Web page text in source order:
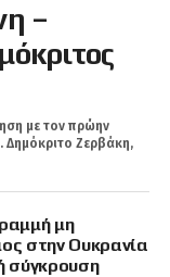
–
με τον πρώην
Δημόκριτο Ζερβάκη,
μη
στην Ουκρανία
σύγκρουση